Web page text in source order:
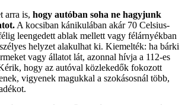
arra is, hogy autóban soha ne hagyjunk
A kocsiban kánikulában akár 70 Celsius-
leengedett ablak mellett vagy félárnyékban
helyzet alakulhat ki. Kiemelték: ha bárki
vagy állatot lát, azonnal hívja a 112-es
hogy az autóval közlekedők fokozott
vigyenek magukkal a szokásosnál több,